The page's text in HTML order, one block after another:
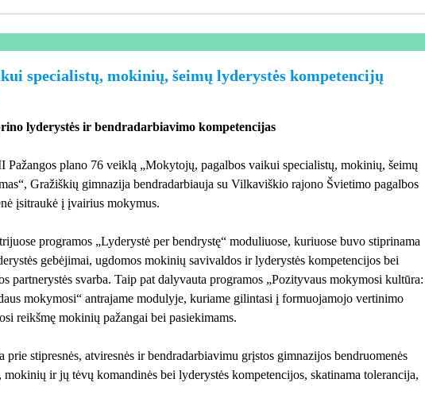
specialistų, mokinių, šeimų lyderystės kompetencijų
lyderystės ir bendradarbiavimo kompetencijas
plano 76 veiklą „Mokytojų, pagalbos vaikui specialistų, mokinių, šeimų
Gražiškių gimnazija bendradarbiauja su Vilkaviškio rajono Švietimo pagalbos
įsitraukė į įvairius mokymus.
programos „Lyderystė per bendrystę“ moduliuose, kuriuose buvo stiprinama
gebėjimai, ugdomos mokinių savivaldos ir lyderystės kompetencijos bei
partnerystės svarba. Taip pat dalyvauta programos „Pozityvaus mokymosi kultūra:
mokymosi“ antrajame modulyje, kuriame gilintasi į formuojamojo vertinimo
reikšmę mokinių pažangai bei pasiekimams.
stipresnės, atviresnės ir bendradarbiavimu grįstos gimnazijos bendruomenės
ir jų tėvų komandinės bei lyderystės kompetencijos, skatinama tolerancija,